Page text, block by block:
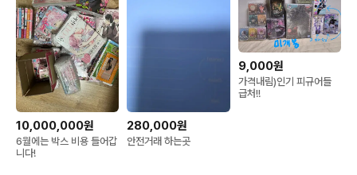
10,000,000원
6월에는 박스 비용 들어갑
니다!
280,000원
안전거래 하는곳
9,000원
가격내림)인기 피규어들
급처!!